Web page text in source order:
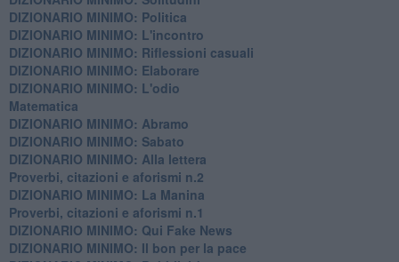
DIZIONARIO MINIMO: Politica
DIZIONARIO MINIMO: L'incontro
DIZIONARIO MINIMO: Riflessioni casuali
DIZIONARIO MINIMO: Elaborare
DIZIONARIO MINIMO: L'odio
​Matematica
DIZIONARIO MINIMO: Abramo
DIZIONARIO MINIMO: Sabato
​DIZIONARIO MINIMO: Alla lettera
Proverbi, citazioni e aforismi n.2
DIZIONARIO MINIMO: La Manina
​Proverbi, citazioni e aforismi n.1
DIZIONARIO MINIMO: Qui Fake News
DIZIONARIO MINIMO: ​Il bon per la pace